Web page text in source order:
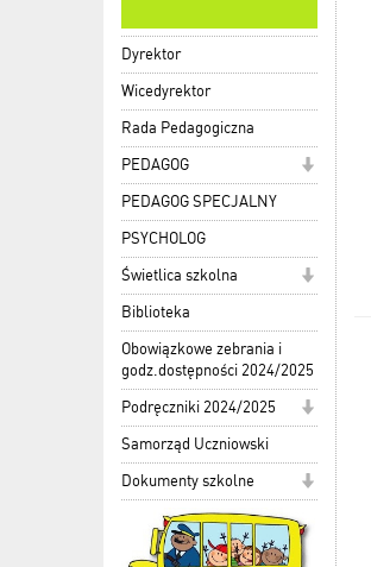
Dyrektor
Wicedyrektor
Rada Pedagogiczna
PEDAGOG
PEDAGOG SPECJALNY
PSYCHOLOG
Świetlica szkolna
Biblioteka
Obowiązkowe zebrania i
godz.dostępności 2024/2025
Podręczniki 2024/2025
Samorząd Uczniowski
Dokumenty szkolne